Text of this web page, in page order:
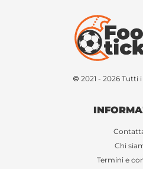
© 2021 - 2026 Tutti
Chi
Termini e